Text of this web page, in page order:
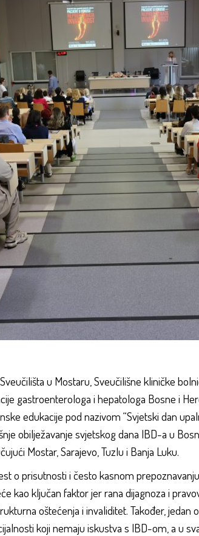
u Mostaru, Sveučilišne kliničke
gastroenterologa i hepatologa Bosne i
edukacije pod nazivom “Svjetski dan
obilježavanje svjetskog dana IBD-a u
Mostar, Sarajevo, Tuzlu i Banja Luku.
o prisutnosti i često kasnom
kao ključan faktor jer rana dijagnoza i
oštećenja i invaliditet. Također,
koji nemaju iskustva s IBD-om, a u